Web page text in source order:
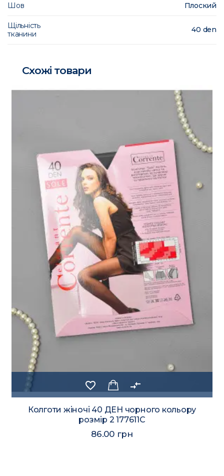
Шов Плоский
Щільність
тканини
40 den
Схожі товари
favorite_border compare_arrows
Колготи жіночі 40 ДЕН чорного кольору
розмір 2 177611C
86.00 грн